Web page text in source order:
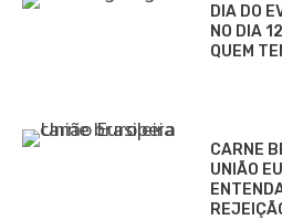
DIA DO
NO DIA
QUEM
CARNE
UNIÃO